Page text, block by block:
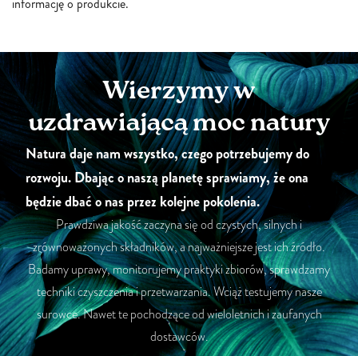
Wierzymy w
uzdrawiającą moc natury
Natura daje nam wszystko, czego potrzebujemy do
rozwoju. Dbając o naszą planetę sprawiamy, że ona
będzie dbać o nas przez kolejne pokolenia.
Prawdziwa jakość zaczyna się od czystych, silnych i
zrównoważonych składników, a najważniejsze jest ich źródło.
Badamy uprawy, monitorujemy praktyki zbiorów, sprawdzamy
techniki czyszczenia i przetwarzania. Wciąż testujemy nasze
surowce. Nawet te pochodzące od wieloletnich i zaufanych
dostawców.